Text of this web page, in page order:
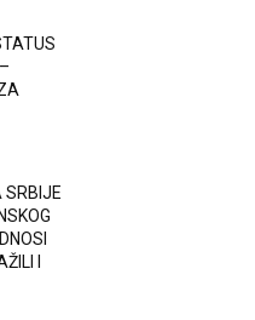
SRBIJE
I